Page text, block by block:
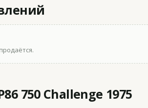
750 Challenge 1975